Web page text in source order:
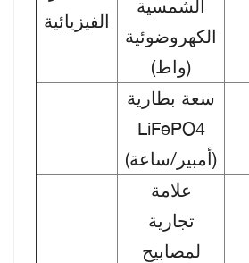
الفيزيائية
الشمسية
الكهروضوئية
(واط)
سعة بطارية
LiFePO4
(أمبير/ساعة)
علامة
تجارية
لمصابيح